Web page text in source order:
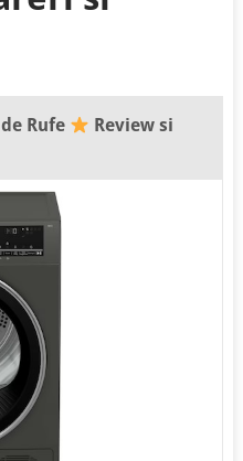
Rufe
Review si